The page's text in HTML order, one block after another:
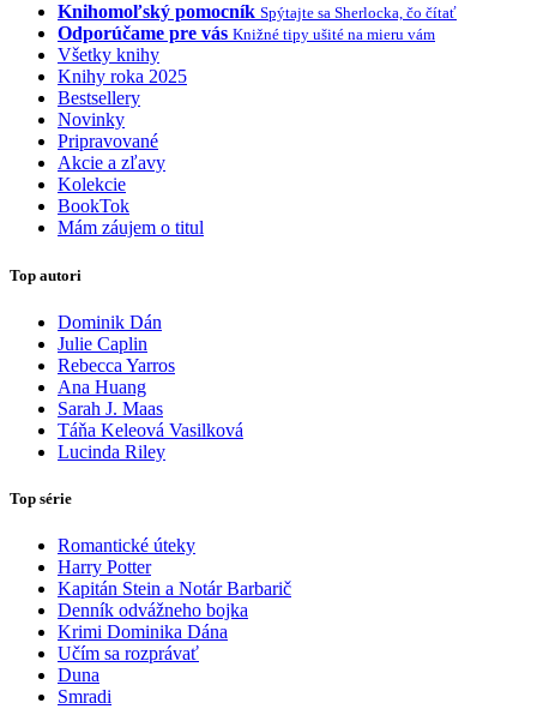
Knihomoľský pomocník Spýtajte sa Sherlocka, čo čítať
Odporúčame pre vás Knižné tipy ušité na mieru vám
Všetky knihy
Knihy roka 2025
Bestsellery
Novinky
Pripravované
Akcie a zľavy
Kolekcie
BookTok
Mám záujem o titul
Top autori
Dominik Dán
Julie Caplin
Rebecca Yarros
Ana Huang
Sarah J. Maas
Táňa Keleová Vasilková
Lucinda Riley
Top série
Romantické úteky
Harry Potter
Kapitán Stein a Notár Barbarič
Denník odvážneho bojka
Krimi Dominika Dána
Učím sa rozprávať
Duna
Smradi